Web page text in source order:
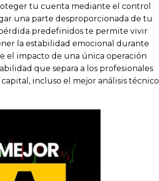
tu cuenta mediante el control
una parte desproporcionada de tu
predefinidos te permite vivir
la estabilidad emocional durante
el impacto de una única operación
que separa a los profesionales
incluso el mejor análisis técnico